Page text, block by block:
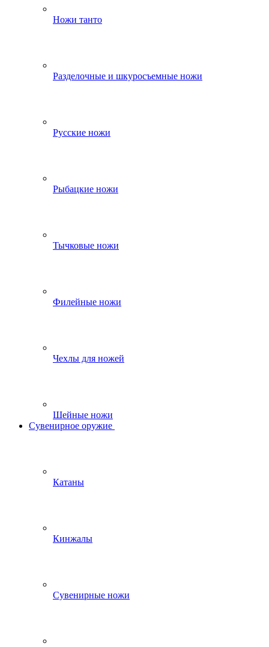
Ножи танто
Разделочные и шкуросъемные ножи
Русские ножи
Рыбацкие ножи
Тычковые ножи
Филейные ножи
Чехлы для ножей
Шейные ножи
Сувенирное оружие
Катаны
Кинжалы
Сувенирные ножи